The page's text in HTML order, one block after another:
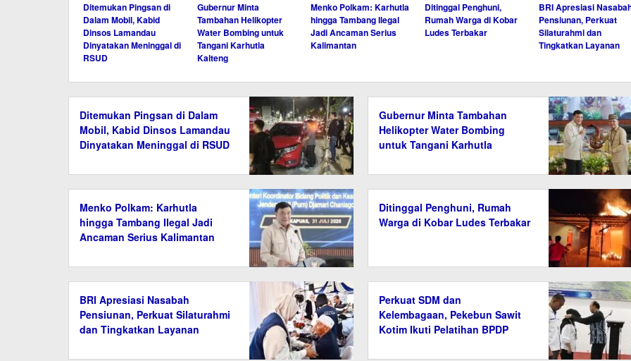
Ditemukan Pingsan di
Dalam Mobil, Kabid
Dinsos Lamandau
Dinyatakan Meninggal di
RSUD
Gubernur Minta
Tambahan Helikopter
Water Bombing untuk
Tangani Karhutla
Kalteng
Menko Polkam: Karhutla
hingga Tambang Ilegal
Jadi Ancaman Serius
Kalimantan
Ditinggal Penghuni,
Rumah Warga di Kobar
Ludes Terbakar
BRI Apresiasi
Pensiunan, Perkuat
Silaturahmi dan
Tingkatkan Layanan
Ditemukan Pingsan di Dalam
Mobil, Kabid Dinsos Lamandau
Dinyatakan Meninggal di RSUD
Gubernur Minta Tambahan
Helikopter Water Bombing
untuk Tangani Karhutla
Menko Polkam: Karhutla
hingga Tambang Ilegal Jadi
Ancaman Serius Kalimantan
Ditinggal Penghuni, Rumah
Warga di Kobar Ludes Terbakar
BRI Apresiasi Nasabah
Pensiunan, Perkuat Silaturahmi
dan Tingkatkan Layanan
Perkuat SDM dan
Kelembagaan, Pekebun Sawit
Kotim Ikuti Pelatihan BPDP